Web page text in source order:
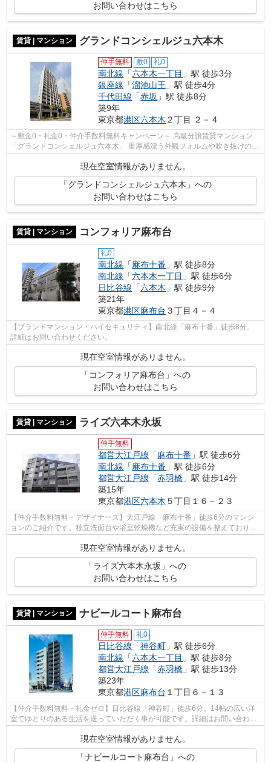
お問い合わせはこちら
賃貸 | マンション グランドコンシェルジュ六本木
仲手無料 敷0 礼0
南北線 「六本木一丁目 」駅 徒歩3分
銀座線 「溜池山王 」駅 徒歩4分
千代田線 「赤坂 」駅 徒歩8分
築9年
東京都港区六本木 ２丁目 ２－４
～敷金0・礼金0・仲介手数料無料キャンペーン～ 高級分譲賃貸マンション
「グランドコンシェルジュ六本木」 重厚感漂う外観フォルムや吹き抜けのあ
現在空室情報がありません。
「グランドコンシェルジュ六本木」への
お問い合わせはこちら
賃貸 | マンション コンフォリア麻布台
礼0
南北線 「麻布十番 」駅 徒歩8分
南北線 「六本木一丁目 」駅 徒歩6分
日比谷線 「六本木 」駅 徒歩9分
築21年
東京都港区麻布台 ３丁目４－４
【ブランドマンション・ハイセキュリティ】南北線「麻布十番」徒歩8分。
詳細はお問い合わせください。
現在空室情報がありません。
「コンフォリア麻布台」への
お問い合わせはこちら
賃貸 | マンション ライズ六本木永坂
仲手無料
都営大江戸線 「麻布十番 」駅 徒歩6分
南北線 「麻布十番 」駅 徒歩6分
都営大江戸線 「赤羽橋 」駅 徒歩14分
築15年
東京都港区六本木 ５丁目１６－２３
【仲介手数料無料・デザイナーズ】大江戸線「麻布十番」徒歩6分のマンシ
ョンのご紹介です。独立洗面台や浴室乾燥機など充実の設備を整えておりま
現在空室情報がありません。
「ライズ六本木永坂」への
お問い合わせはこちら
賃貸 | マンション ナビールコート麻布台
仲手無料 礼0
日比谷線 「神谷町 」駅 徒歩6分
南北線 「六本木一丁目 」駅 徒歩8分
都営大江戸線 「赤羽橋 」駅 徒歩13分
築23年
東京都港区麻布台 １丁目６－１３
【仲介手数料無料・礼金ゼロ】日比谷線「神谷町」徒歩6分。14帖の広い洋
室でゆとりのある生活を送っていただく事が可能です。詳細はお問い合わせ
ください。
現在空室情報がありません。
「ナビールコート麻布台」への